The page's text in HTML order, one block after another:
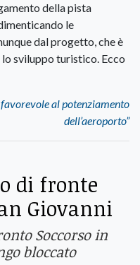
della pista
le
dal progetto, che è
sviluppo turistico. Ecco
favorevole al potenziamento
dell’aeroporto”
di fronte
Giovanni
Soccorso in
bloccato